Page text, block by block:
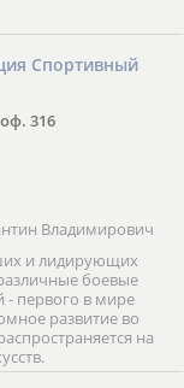
Спортивный
316
Владимирович
и лидирующих
боевые
- первого в мире
развитие во
на